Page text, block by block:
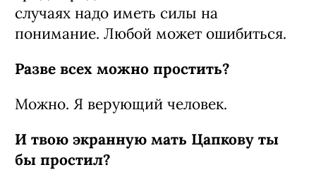
случаях надо иметь силы на
понимание. Любой может ошибиться.
Разве всех можно простить?
Можно. Я верующий человек.
И твою экранную мать Цапкову ты
бы простил?